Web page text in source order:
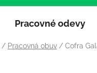
Pracovné odevy
/ Pracovná obuv / Cofra